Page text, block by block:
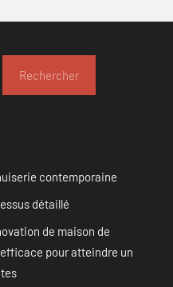
Rechercher
contemporaine
détaillé
de maison de
pour atteindre un